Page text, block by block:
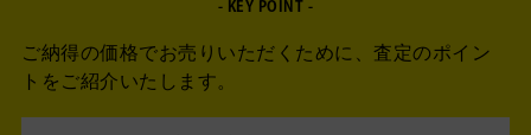
- KEY POINT -
ご納得の価格でお売りいただくために、査定のポイン
トをご紹介いたします。